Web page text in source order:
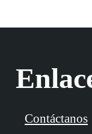
Contáctanos